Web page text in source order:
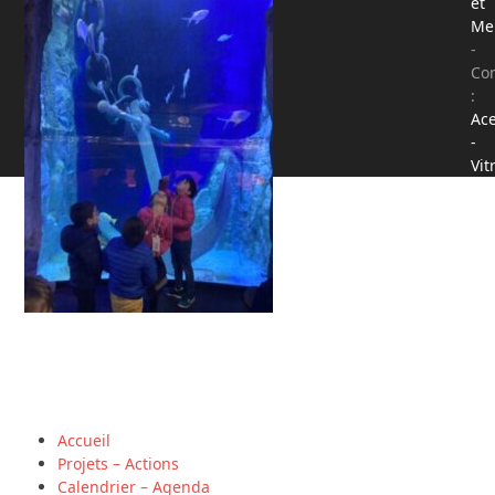
Accueil
Projets – Actions
Calendrier – Agenda
-
:
-